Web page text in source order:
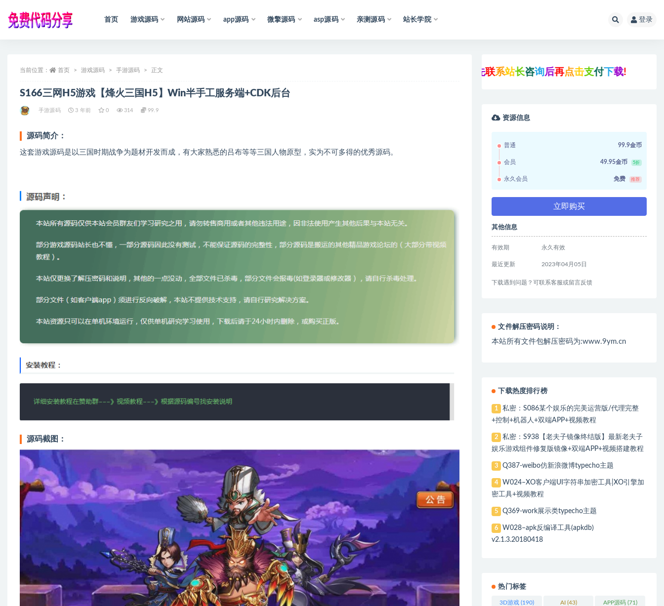
首页 游戏源码 网站源码 app源码 微擎源码 asp源码 亲测源码 站长学院 登录
当前位置： 首页 游戏源码 手游源码 正文
S166三网H5游戏【烽火三国H5】Win半手工服务端+CDK后台
手游源码 3 年前 0 314 99.9
源码简介：
这套游戏源码是以三国时期战争为题材开发而成，有大家熟悉的吕布等等三国人物原型，实为不可多得的优秀源码。
源码截图：
有资源 均收集 于互联 网，仅供 学习 击支付下载!
资源信息
普通 99.9金币
会员 49.95金币 5折
永久会员 免费 推荐
立即购买
其他信息
有效期 永久有效
最近更新 2023年04月05日
下载遇到问题？可联系客服或留言反馈
文件解压密码说明：
本站所有文件包解压密码为:www.9ym.cn
下载热度排行榜
1
私密：S086某个娱乐的完美运营版/代理完整
+控制+机器人+双端APP+视频教程
2
私密：S938【老夫子镜像终结版】最新老夫子
娱乐游戏组件修复版镜像+双端APP+视频搭建教程
3 Q387-weibo仿新浪微博typecho主题
4
W024–XO客户端UI字符串加密工具|XO引擎加
密工具+视频教程
5 Q369-work展示类typecho主题
6
W028–apk反编译工具(apkdb)
v2.1.3.20180418
热门标签
3D游戏 (190) AI(43) APP源码(71)